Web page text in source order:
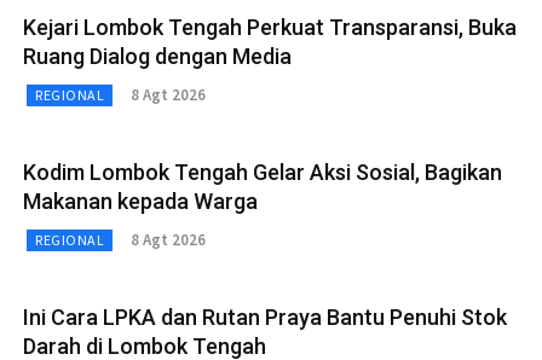
Kejari Lombok Tengah Perkuat Transparansi, Buka
Ruang Dialog dengan Media
REGIONAL 8 Agt 2026
Kodim Lombok Tengah Gelar Aksi Sosial, Bagikan
Makanan kepada Warga
REGIONAL 8 Agt 2026
Ini Cara LPKA dan Rutan Praya Bantu Penuhi Stok
Darah di Lombok Tengah